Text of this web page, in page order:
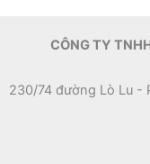
CÔNG TY
230/74 đường Lò Lu -